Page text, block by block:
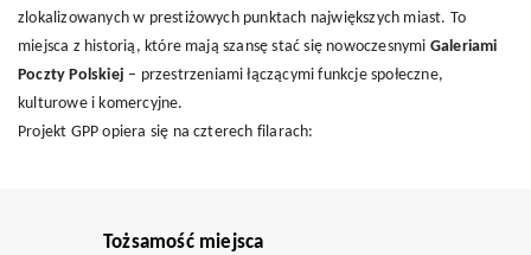
zlokalizowanych w prestiżowych punktach największych miast. To
miejsca z historią, które mają szansę stać się nowoczesnymi Galeriami
Poczty Polskiej – przestrzeniami łączącymi funkcje społeczne,
kulturowe i komercyjne.
Projekt GPP opiera się na czterech filarach:
Tożsamość miejsca